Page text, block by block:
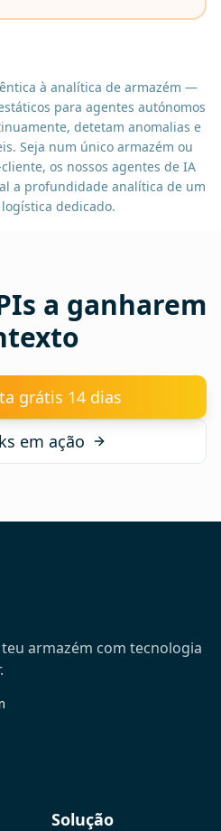
à analítica de armazém —
para agentes autónomos
detetam anomalias e
Seja num único armazém ou
os nossos agentes de IA
a profundidade analítica de um
dedicado.
a ganharem
grátis 14 dias
em ação
armazém com tecnologia
Solução